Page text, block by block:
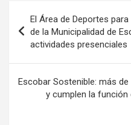
Navegación
de
entradas
El Área de Deportes
de la Municipalidad de
actividades presenciales
Escobar Sostenible: más
y cumplen la